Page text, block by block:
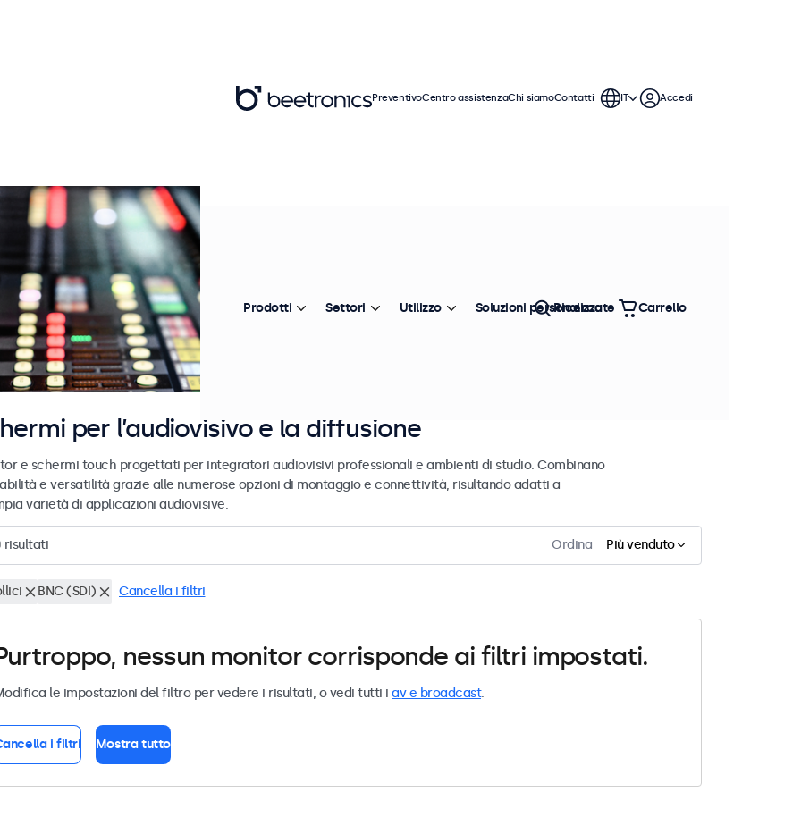
per l’audiovisivo e la diffusione
e schermi touch progettati per integratori audiovisivi professionali e ambienti di studio. Combinano
e versatilità grazie alle numerose opzioni di montaggio e connettività, risultando adatti a
varietà di applicazioni audiovisive.
risultati Ordina Più venduto
BNC (SDI) Cancella i filtri
nessun monitor corrisponde ai filtri impostati.
le impostazioni del filtro per vedere i risultati, o vedi tutti i av e broadcast.
i filtri Mostra tutto
PreventivoCentro assistenzaChi siamoContatti IT Accedi
Prodotti Settori Utilizzo Soluzioni personalizzate
Ricerca Carrello